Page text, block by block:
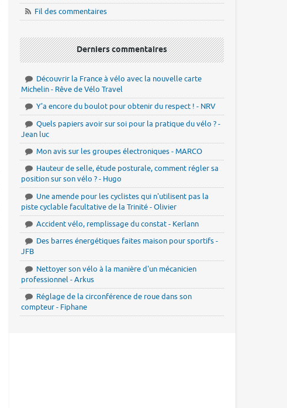
Fil des commentaires
Derniers commentaires
Découvrir la France à vélo avec la nouvelle carte
Michelin - Rêve de Vélo Travel
Y'a encore du boulot pour obtenir du respect ! - NRV
Quels papiers avoir sur soi pour la pratique du vélo ? -
Jean luc
Mon avis sur les groupes électroniques - MARCO
Hauteur de selle, étude posturale, comment régler sa
position sur son vélo ? - Hugo
Une amende pour les cyclistes qui n'utilisent pas la
piste cyclable facultative de la Trinité - Olivier
Accident vélo, remplissage du constat - Kerlann
Des barres énergétiques faites maison pour sportifs -
JFB
Nettoyer son vélo à la manière d'un mécanicien
professionnel - Arkus
Réglage de la circonférence de roue dans son
compteur - Fiphane